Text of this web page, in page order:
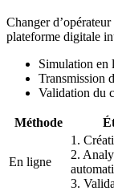
Changer
plateforme digitale
Simulation en
Transmission
Validation du
Méthode
En ligne
1.
2.
3.